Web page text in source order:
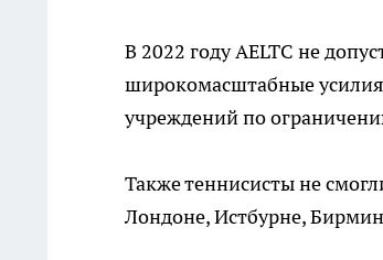
В 2022 году AELTC не
широкомасштабные усилия
учреждений по
Также теннисисты не
Лондоне, Истбурне,